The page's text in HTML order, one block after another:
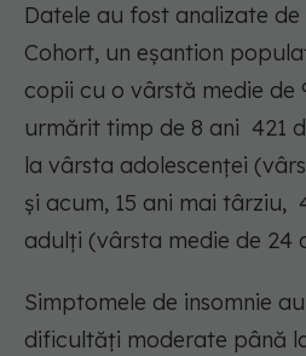
Datele au fost analizate de
Cohort, un eșantion
copii cu o vârstă medie de
urmărit timp de 8 ani 421
la vârsta adolescenței
și acum, 15 ani mai târziu,
adulți (vârsta medie de 24
Simptomele de insomnie
dificultăți moderate până